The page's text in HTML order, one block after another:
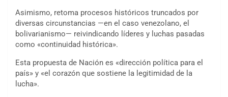
Asimismo, retoma procesos históricos truncados por
diversas circunstancias —en el caso venezolano, el
bolivarianismo— reivindicando líderes y luchas pasadas
como «continuidad histórica».
Esta propuesta de Nación es «dirección política para el
país» y «el corazón que sostiene la legitimidad de la
lucha».